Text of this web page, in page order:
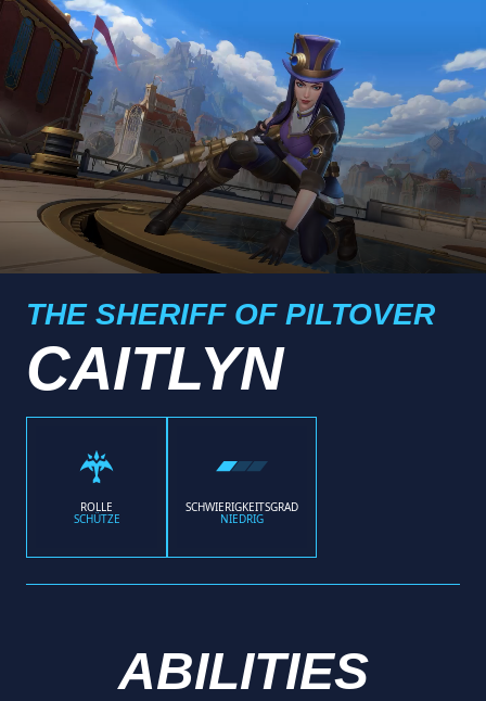
THE SHERIFF OF PILTOVER
CAITLYN
ROLLE
SCHÜTZE
SCHWIERIGKEITSGRAD
NIEDRIG
ABILITIES